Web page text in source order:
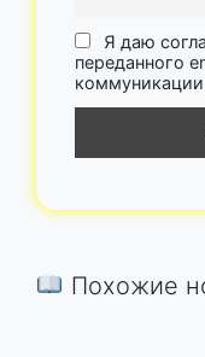
Я даю
переданного
коммуникации
Похожие